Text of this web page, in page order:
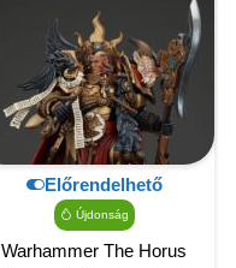
Előrendelhető
Újdonság
Warhammer The Horus